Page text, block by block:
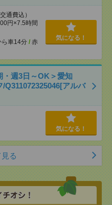
通費込）
円×7.5時間
ら車14分 / 赤
気になる！
・週3日～OK＞愛知
Q311072325046[アルバ
気になる！
る